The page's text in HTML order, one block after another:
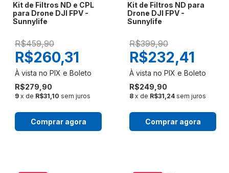
Kit de Filtros ND e CPL
para Drone DJI FPV -
Sunnylife
R$459,90
R$279,90
R$260,31
9 x de R$31,10 sem juros
Comprar agora
Kit de Filtros ND para
Drone DJI FPV -
Sunnylife
R$399,90
R$249,90
R$232,41
8 x de R$31,24 sem juros
Comprar agora